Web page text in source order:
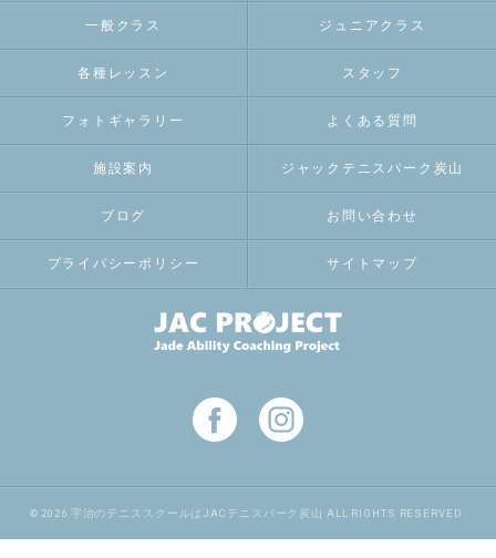
一般クラス ジュニアクラス
各種レッスン スタッフ
フォトギャラリー よくある質問
施設案内 ジャックテニスパーク炭山
ブログ お問い合わせ
プライバシーポリシー サイトマップ
© 2026 宇治のテニススクールはJACテニスパーク炭山 ALL RIGHTS RESERVED.